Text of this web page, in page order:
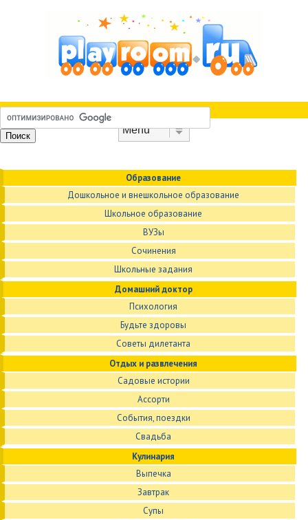
Образование
Дошкольное и внешкольное образование
Школьное образование
ВУЗы
Сочинения
Школьные задания
Домашний доктор
Психология
Будьте здоровы
Советы дилетанта
Отдых и развлечения
Садовые истории
Ассорти
События, поездки
Свадьба
Кулинария
Выпечка
Завтрак
Супы